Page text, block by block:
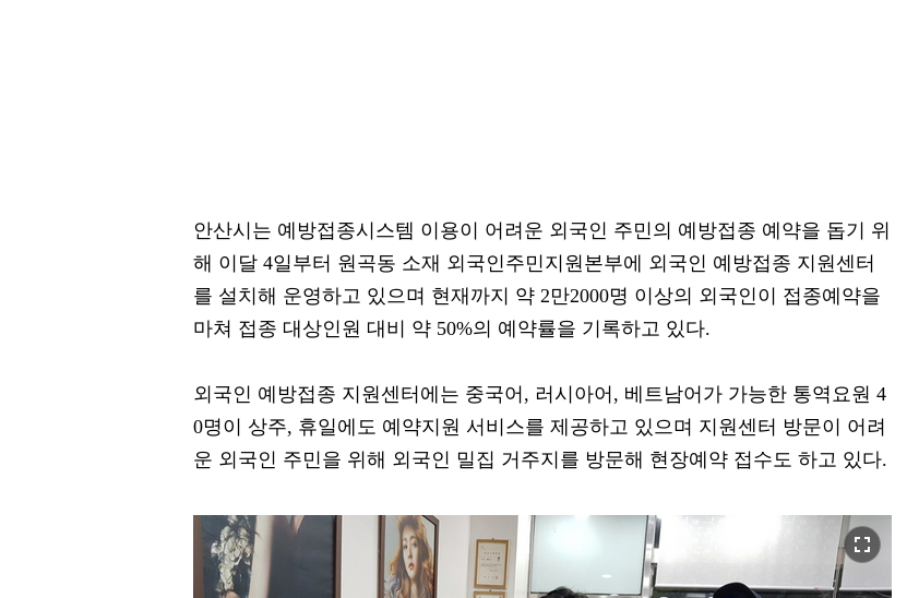
안산시는 예방접종시스템 이용이 어려운 외국인 주민의 예방접종 예약을 돕기 위
해 이달 4일부터 원곡동 소재 외국인주민지원본부에 외국인 예방접종 지원센터
를 설치해 운영하고 있으며 현재까지 약 2만2000명 이상의 외국인이 접종예약을
마쳐 접종 대상인원 대비 약 50%의 예약률을 기록하고 있다.
외국인 예방접종 지원센터에는 중국어, 러시아어, 베트남어가 가능한 통역요원 4
0명이 상주, 휴일에도 예약지원 서비스를 제공하고 있으며 지원센터 방문이 어려
운 외국인 주민을 위해 외국인 밀집 거주지를 방문해 현장예약 접수도 하고 있다.
fullscreen